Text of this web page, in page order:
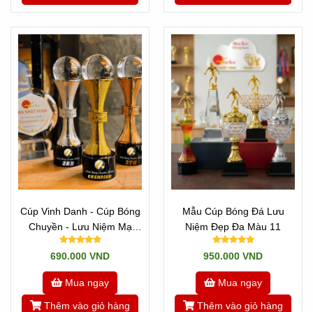
Cúp Vinh Danh - Cúp Bóng
Chuyền - Lưu Niệm Mạ
Vàng 2
690.000 VND
Mua ngay
Thêm vào giỏ hàng
Mẫu Cúp Bóng Đá Lưu
Niệm Đẹp Đa Màu 11
950.000 VND
Mua ngay
Thêm vào giỏ hàng